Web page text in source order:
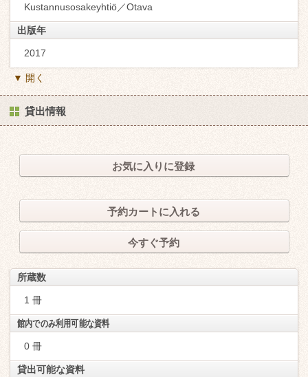
Kustannusosakeyhtiö／Otava
出版年
2017
▼ 開く
貸出情報
お気に入りに登録
予約カートに入れる
今すぐ予約
所蔵数
1 冊
館内でのみ利用可能な資料
0 冊
貸出可能な資料